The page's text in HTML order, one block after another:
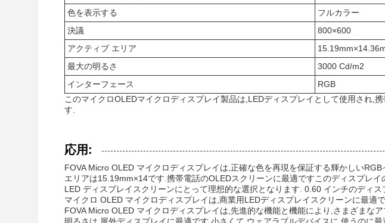
色を表示する
フルカラー
決議
800×600
アクティブ エリア
最大の明るさ
3000 Cd/m2
インターフェース
RGB
このマイクロOLEDマイクロディスプレイ製品は,LEDディスプレイとして使用され,
す.
応用:
FOVA Micro OLED マイクロディスプレイは,正確な色を再現を保証する輝かしい
エリアは15.19mm×14です.携帯電話のOLEDスクリーンに最適ですこのディスプレ
LED ディスプレイスクリーンにとって理想的な選択となります. 0.60 インチのディ
マイクロ OLED マイクロディスプレイは,商業用LEDディスプレイスクリーンに最適で
FOVA Micro OLED マイクロディスプレイは,先進的な機能と機能により,さまざまな